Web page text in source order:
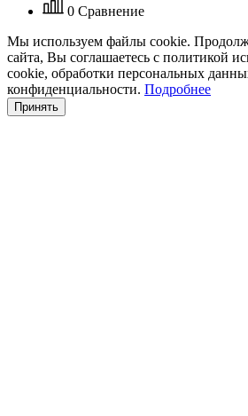
0 Сравнение
Мы используем файлы cookie.
сайта, Вы соглашаетесь с политикой
cookie, обработки персональных
конфиденциальности. Подробнее
Принять